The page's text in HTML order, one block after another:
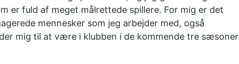
er fuld af meget målrettede spillere. For mig er det
mennesker som jeg arbejder med, også
mig til at være i klubben i de kommende tre sæsoner